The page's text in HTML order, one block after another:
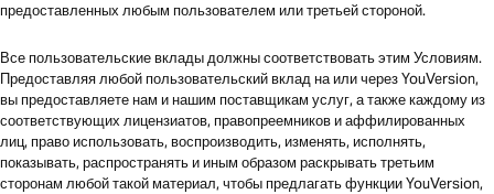
предоставленных любым пользователем или третьей стороной.
Все пользовательские вклады должны соответствовать этим Условиям.
Предоставляя любой пользовательский вклад на или через YouVersion,
вы предоставляете нам и нашим поставщикам услуг, а также каждому из
соответствующих лицензиатов, правопреемников и аффилированных
лиц, право использовать, воспроизводить, изменять, исполнять,
показывать, распространять и иным образом раскрывать третьим
сторонам любой такой материал, чтобы предлагать функции YouVersion,